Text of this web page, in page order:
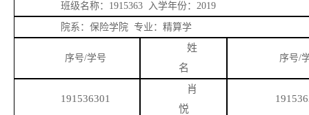
班级名称： 1915363 入学年份：2019
院系：保险学院 专业：精算学
序号/学号
姓
名
序号/
191536301
肖
悦